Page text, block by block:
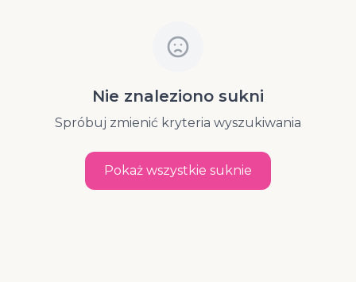
Wyczyść filtry
Nie znaleziono sukni
Spróbuj zmienić kryteria wyszukiwania
Pokaż wszystkie suknie